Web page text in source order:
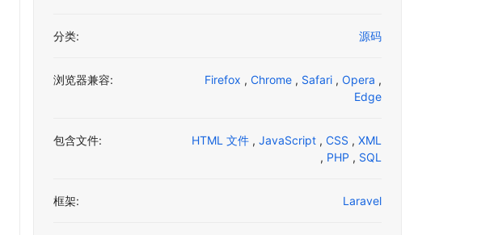
分类: 源码
浏览器兼容: Firefox , Chrome , Safari , Opera ,
Edge
包含文件: HTML 文件 , JavaScript , CSS , XML
, PHP , SQL
框架: Laravel